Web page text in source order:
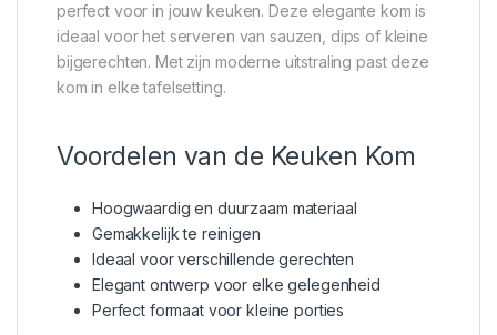
perfect voor in jouw keuken. Deze elegante kom is
ideaal voor het serveren van sauzen, dips of kleine
bijgerechten. Met zijn moderne uitstraling past deze
kom in elke tafelsetting.
Voordelen van de Keuken Kom
Hoogwaardig en duurzaam materiaal
Gemakkelijk te reinigen
Ideaal voor verschillende gerechten
Elegant ontwerp voor elke gelegenheid
Perfect formaat voor kleine porties